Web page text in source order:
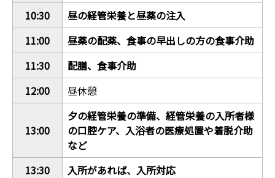
10:30
昼の経管栄養と昼薬の注入
11:00
昼薬の配薬、食事の早出しの方の食事介助
11:30
配膳、食事介助
12:00
昼休憩
13:00
夕の経管栄養の準備、経管栄養の入所者様
の口腔ケア、入浴者の医療処置や着脱介助
など
13:30
入所があれば、入所対応